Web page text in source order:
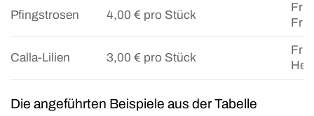
Pfingstrosen 4,00 € pro Stück
Calla-Lilien 3,00 € pro Stück
Die angeführten Beispiele aus der Tabelle